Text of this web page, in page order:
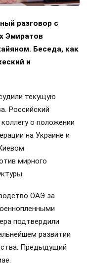
разговор с
Эмиратов
Беседа, как
и
текущую
Российский
о положении
на Украине и
мирного
ОАЭ за
подтвердили
развитии
Предыдущий